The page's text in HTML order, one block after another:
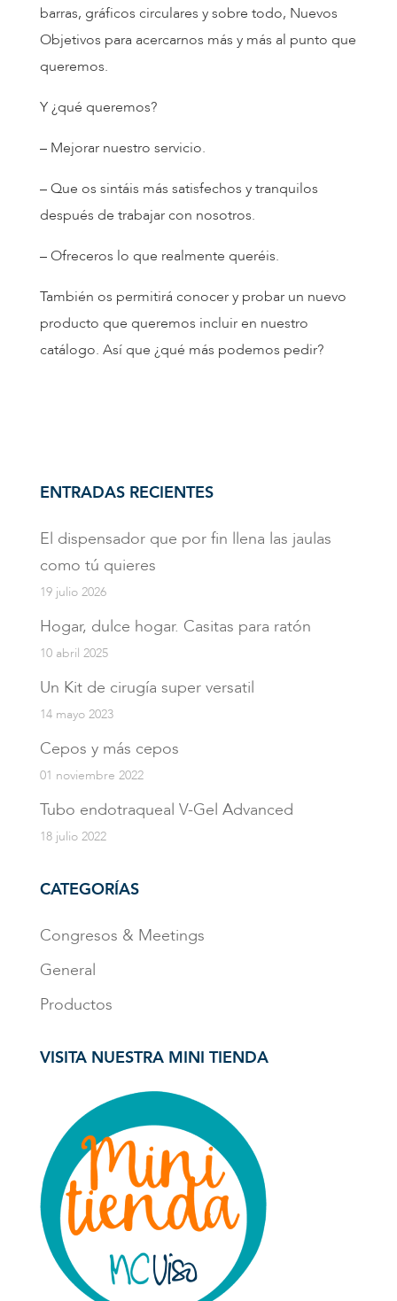
barras, gráficos circulares y sobre todo, Nuevos
Objetivos para acercarnos más y más al punto que
queremos.
Y ¿qué queremos?
– Mejorar nuestro servicio.
– Que os sintáis más satisfechos y tranquilos
después de trabajar con nosotros.
– Ofreceros lo que realmente queréis.
También os permitirá conocer y probar un nuevo
producto que queremos incluir en nuestro
catálogo. Así que ¿qué más podemos pedir?
ENTRADAS RECIENTES
El dispensador que por fin llena las jaulas
como tú quieres
19 julio 2026
Hogar, dulce hogar. Casitas para ratón
10 abril 2025
Un Kit de cirugía super versatil
14 mayo 2023
Cepos y más cepos
01 noviembre 2022
Tubo endotraqueal V-Gel Advanced
18 julio 2022
CATEGORÍAS
Congresos & Meetings
General
Productos
VISITA NUESTRA MINI TIENDA